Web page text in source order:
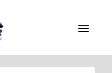
Menü